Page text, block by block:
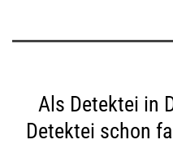
Als Detektei in
Detektei schon